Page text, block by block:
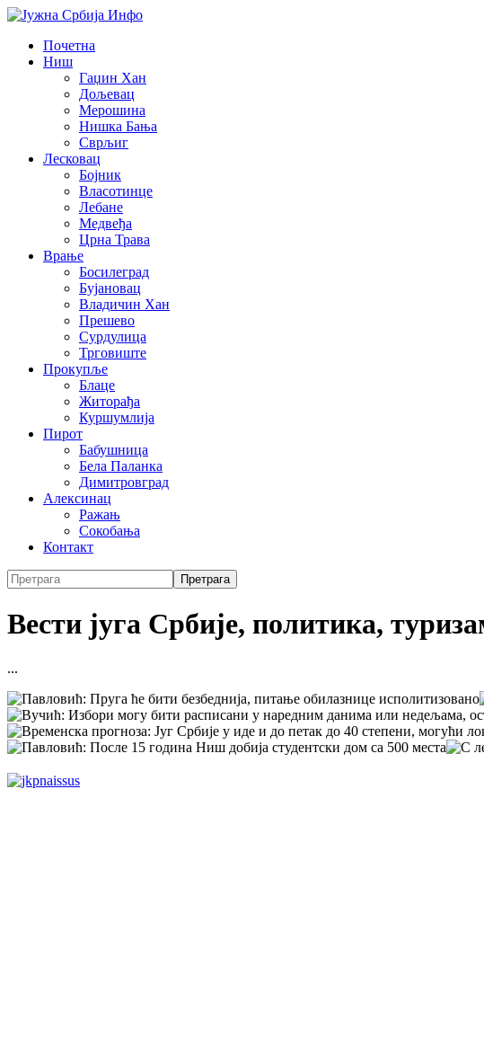
Почетна
Ниш
Гаџин Хан
Дољевац
Мерошина
Нишка Бања
Сврљиг
Лесковац
Бојник
Власотинце
Лебане
Медвеђа
Црна Трава
Врање
Босилеград
Бујановац
Владичин Хан
Прешево
Сурдулица
Трговиште
Прокупље
Блаце
Житорађа
Куршумлија
Пирот
Бабушница
Бела Паланка
Димитровград
Алексинац
Ражањ
Сокобања
Контакт
Вести југа Србије, политика,
...